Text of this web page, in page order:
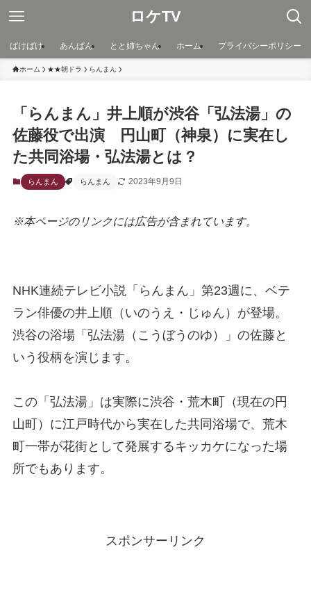
ロケTV
ばけばけ あんぱん とと姉ちゃん ホーム プライバシーポリシー
ホーム ★★朝ドラ らんまん
「らんまん」井上順が渋谷「弘法湯」の
佐藤役で出演 円山町（神泉）に実在し
た共同浴場・弘法湯とは？
らんまん らんまん 2023年9月9日
※本ページのリンクには広告が含まれています。
NHK連続テレビ小説「らんまん」第23週に、ベテ
ラン俳優の井上順（いのうえ・じゅん）が登場。
渋谷の浴場「弘法湯（こうぼうのゆ）」の佐藤と
いう役柄を演じます。
この「弘法湯」は実際に渋谷・荒木町（現在の円
山町）に江戸時代から実在した共同浴場で、荒木
町一帯が花街として発展するキッカケになった場
所でもあります。
スポンサーリンク